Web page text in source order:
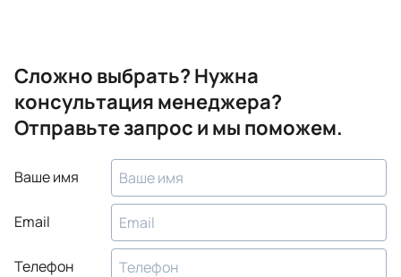
Сложно выбрать? Нужна
консультация менеджера?
Отправьте запрос и мы поможем.
Ваше имя
Email
Телефон